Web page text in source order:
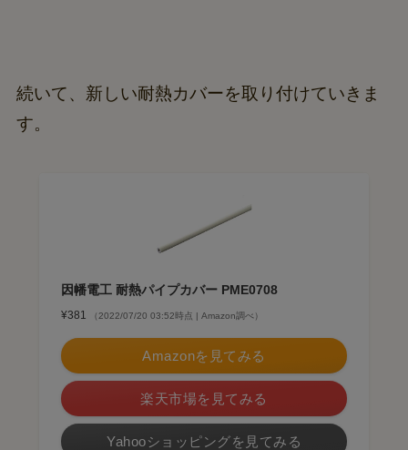
続いて、新しい耐熱カバーを取り付けていきま
す。
因幡電工 耐熱パイプカバー PME0708
¥381 （2022/07/20 03:52時点 | Amazon調べ）
Amazonを見てみる
楽天市場を見てみる
Yahooショッピングを見てみる